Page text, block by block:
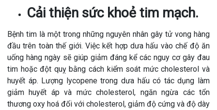
Cải thiện sức khoẻ tim mạch.
Bệnh tim là một trong những nguyên nhân gây tử vong hàng
đầu trên toàn thế giới. Việc kết hợp dưa hấu vào chế độ ăn
uống hàng ngày sẽ giúp giảm đáng kể các nguy cơ gây đau
tim hoặc đột quỵ bằng cách kiểm soát mức cholesterol và
huyết áp. Lượng lycopene trong dưa hấu có tác dụng làm
giảm huyết áp và mức cholesterol, ngăn ngừa các tổn
thương oxy hoá đối với cholesterol, giảm độ cứng và độ dày